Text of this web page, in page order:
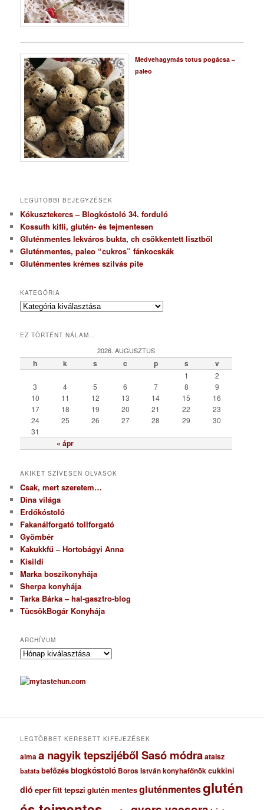
Medvehagymás totus pogácsa –
paleo
LEGUTÓBBI BEJEGYZÉSEK
Kókusztekercs – Blogkóstoló 34. forduló
Kossuth kifli, glutén- és tejmentesen
Gluténmentes lekváros bukta, ch csökkentett lisztből
Gluténmentes, paleo “cukros” fánkocskák
Gluténmentes krémes szilvás pite
KATEGÓRIA
K
e
r
EZ TÖRTÉNT NÁLAM…
2026. AUGUSZTUS
h k s c p s v
« ápr
1
2
3
4 5 6 7 8
9
10
11 12 13 14 15
16
17
18 19 20 21 22
23
24
25 26 27 28 29
30
31
AKIKET SZÍVESEN OLVASOK
Csak, mert szeretem…
Dina világa
Erdőkóstoló
Fakanálforgató tollforgató
Gyömbér
Kakukkfű – Hortobágyi Anna
Kisildi
Marka boszikonyhája
Sherpa konyhája
Tarka Bárka – hal-gasztro-blog
TücsökBogár Konyhája
ARCHÍVUM
A
c
h
u
LEGTÖBBET KERESETT KIFEJEZÉSEK
almaa nagyik tepszijéből Sasó módraataisz
batáta befőzésblogkóstoló Boros István konyhafőnökcukkini
dió eperfitt tepszi glutén mentesgluténmentesglutén